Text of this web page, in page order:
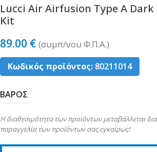
Lucci Air Airfusion Type A Dark
Kit
89.00 € (συµπ/νου Φ.Π.Α.)
Κωδικός προϊόντος: 80211014
ΒΑΡΟΣ
Η διαθεσιμότητα των προϊόντων μεταβάλλεται
παραγγελία των προϊόντων σας εγκαίρως!